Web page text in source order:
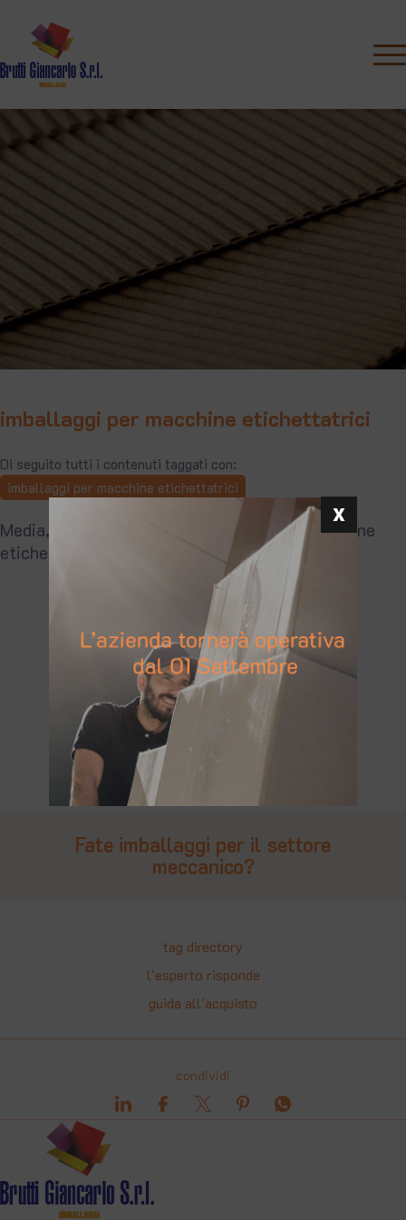
imballaggi per macchine etichettatrici
Di seguito tutti i contenuti taggati con:
imballaggi per macchine etichettatrici
Media, Esperto risponde: imballaggi per macchine
etichettatrici
Fate imballaggi per il settore
meccanico?
tag directory
l'esperto risponde
guida all'acquisto
condividi